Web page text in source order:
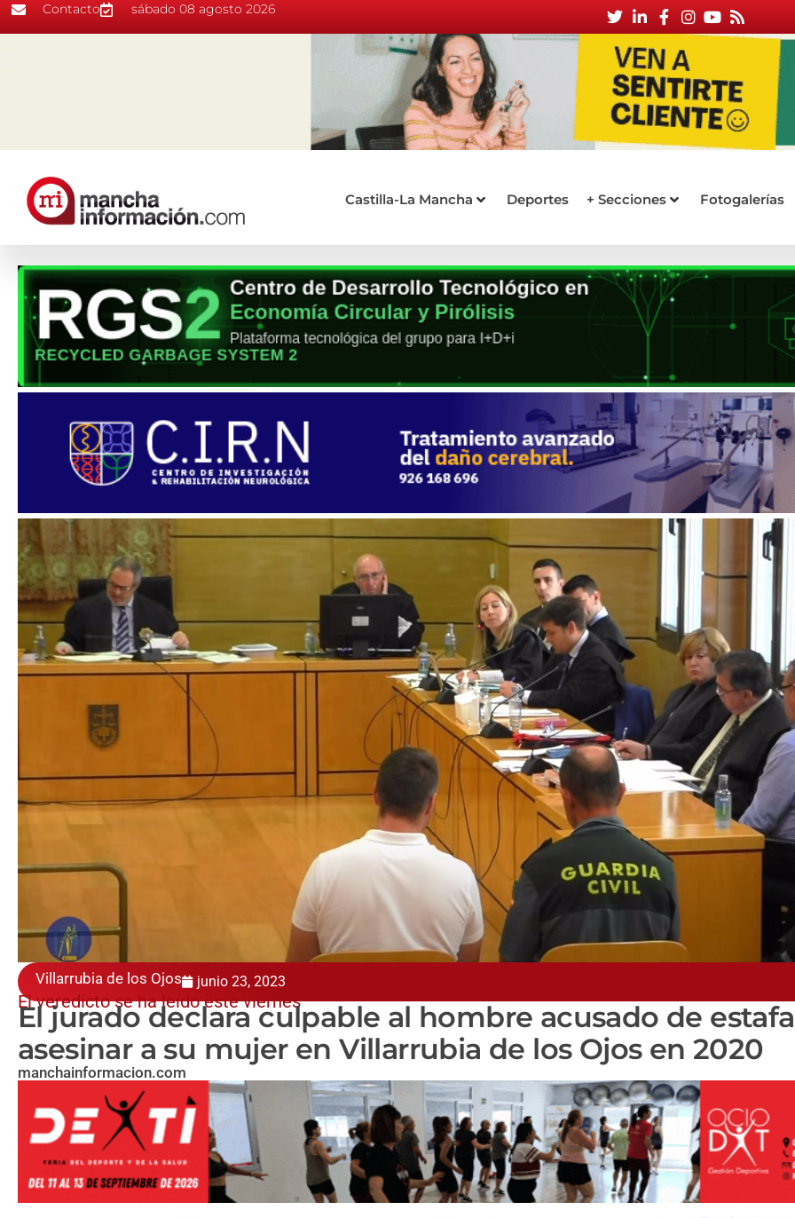
Contacto sábado 08 agosto 2026
Castilla-La Mancha Deportes + Secciones Fotogalerías
Villarrubia de los Ojos junio 23, 2023
El veredicto se ha leído este viernes
El jurado declara culpable al hombre acusado de
asesinar a su mujer en Villarrubia de los Ojos en 2020
manchainformacion.com